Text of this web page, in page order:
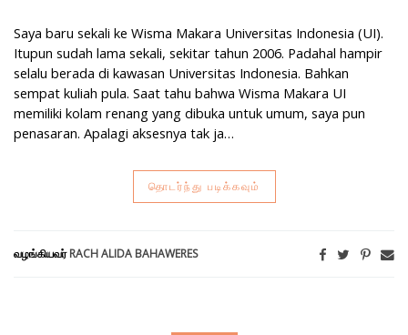
Saya baru sekali ke Wisma Makara Universitas Indonesia (UI).
Itupun sudah lama sekali, sekitar tahun 2006. Padahal hampir
selalu berada di kawasan Universitas Indonesia. Bahkan
sempat kuliah pula. Saat tahu bahwa Wisma Makara UI
memiliki kolam renang yang dibuka untuk umum, saya pun
penasaran. Apalagi aksesnya tak ja…
தொடர்ந்து படிக்கவும்
வழங்கியவர்RACH ALIDA BAHAWERES